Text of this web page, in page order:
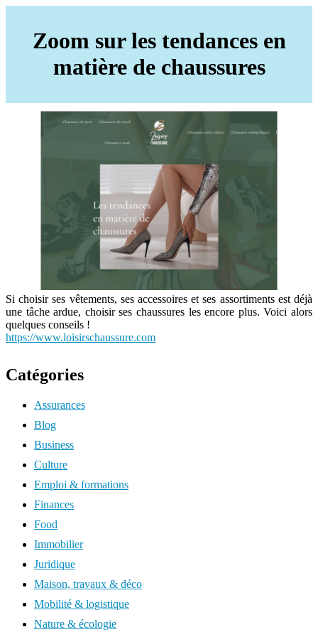
Zoom sur les tendances en
matière de chaussures
Si choisir ses vêtements, ses accessoires et ses assortiments est déjà
une tâche ardue, choisir ses chaussures les encore plus. Voici alors
quelques conseils !
https://www.loisirschaussure.com
Catégories
Assurances
Blog
Business
Culture
Emploi & formations
Finances
Food
Immobilier
Juridique
Maison, travaux & déco
Mobilité & logistique
Nature & écologie